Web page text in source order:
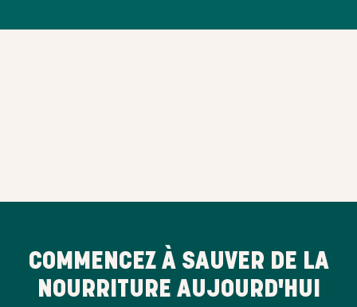
COMMENCEZ À SAUVER DE LA
NOURRITURE AUJOURD'HUI